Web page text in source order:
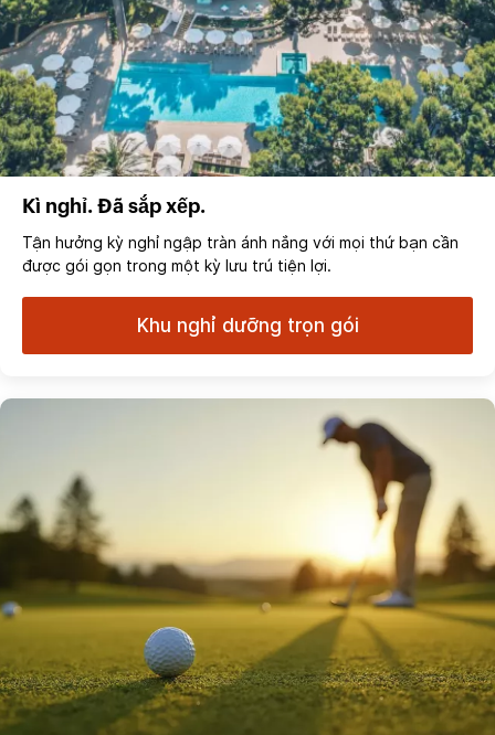
Kì nghỉ. Đã sắp xếp.
Tận hưởng kỳ nghỉ ngập tràn ánh nắng với mọi thứ bạn cần
được gói gọn trong một kỳ lưu trú tiện lợi.
Khu nghỉ dưỡng trọn gói